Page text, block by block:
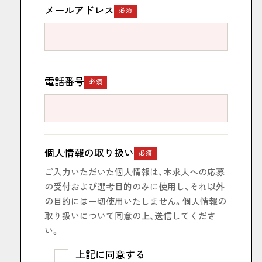
メールアドレス 必須
電話番号 必須
個人情報の取り扱い 必須
ご入力いただいた個人情報は、本求人への応募
の受付および選考目的のみに使用し、それ以外
の目的には一切使用いたしません。個人情報の
取り扱いについて同意の上、送信してくださ
い。
上記に同意する